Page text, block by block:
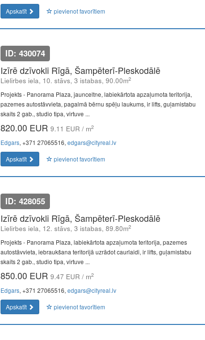
Apskatīt
pievienot favorītiem
ID: 430074
Izīrē dzīvokli Rīgā, Šampēterī-Pleskodālē
Lielirbes iela, 10. stāvs, 3 istabas, 90.00m2
Projekts - Panorama Plaza, jaunceltne, labiekārtota apzaļumota teritorija,
pazemes autostāvvieta, pagalmā bērnu spēļu laukums, ir lifts, guļamistabu
skaits 2 gab., studio tipa, virtuve ...
820.00 EUR 9.11 EUR / m2
Edgars, +371 27065516, edgars@cityreal.lv
Apskatīt
pievienot favorītiem
ID: 428055
Izīrē dzīvokli Rīgā, Šampēterī-Pleskodālē
Lielirbes iela, 12. stāvs, 3 istabas, 89.80m2
Projekts - Panorama Plaza, labiekārtota apzaļumota teritorija, pazemes
autostāvvieta, iebraukšana teritorijā uzrādot caurlaidi, ir lifts, guļamistabu
skaits 2 gab., studio tipa, virtuve ...
850.00 EUR 9.47 EUR / m2
Edgars, +371 27065516, edgars@cityreal.lv
Apskatīt
pievienot favorītiem